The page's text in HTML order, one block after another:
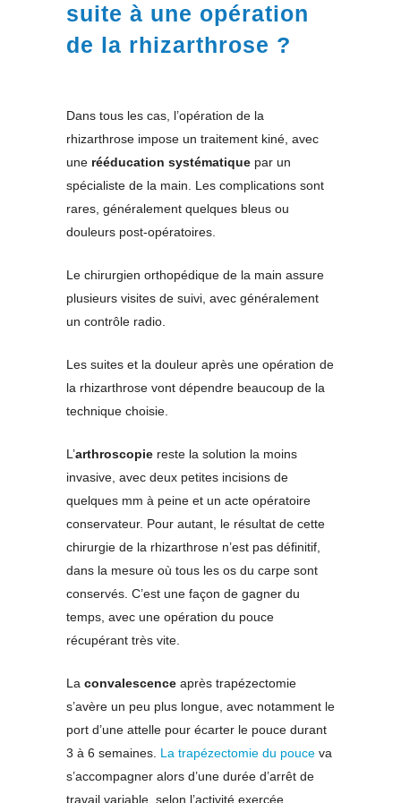
suite à une opération
de la rhizarthrose ?
Dans tous les cas, l’opération de la
rhizarthrose impose un traitement kiné, avec
une rééducation systématique par un
spécialiste de la main. Les complications sont
rares, généralement quelques bleus ou
douleurs post-opératoires.
Le chirurgien orthopédique de la main assure
plusieurs visites de suivi, avec généralement
un contrôle radio.
Les suites et la douleur après une opération de
la rhizarthrose vont dépendre beaucoup de la
technique choisie.
L’arthroscopie reste la solution la moins
invasive, avec deux petites incisions de
quelques mm à peine et un acte opératoire
conservateur. Pour autant, le résultat de cette
chirurgie de la rhizarthrose n’est pas définitif,
dans la mesure où tous les os du carpe sont
conservés. C’est une façon de gagner du
temps, avec une opération du pouce
récupérant très vite.
La convalescence après trapézectomie
s’avère un peu plus longue, avec notamment le
port d’une attelle pour écarter le pouce durant
3 à 6 semaines. La trapézectomie du pouce va
s’accompagner alors d’une durée d’arrêt de
travail variable, selon l’activité exercée.